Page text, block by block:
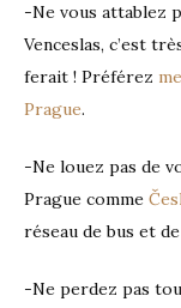
-Ne vous attablez
Venceslas, c’est
ferait ! Préférez
Prague.
-Ne louez pas de
Prague comme
réseau de bus et
-Ne perdez pas